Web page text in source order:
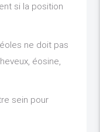
si la position
ne doit pas
éosine,
sein pour